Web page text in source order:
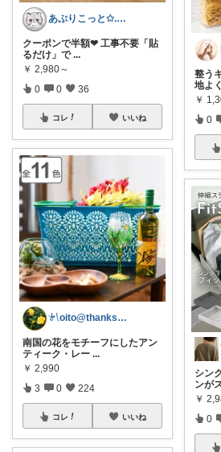
あぷりこっと✩.*˚100%ROOM経由
クーポンで半額❤︎ 工事不要「貼
るだけ」で ...
￥ 2,980～
0 0 36
コレ いいね
𓍯oito@thanks ꕮ…
南国の花をモチーフにしたアン
ティーク・レー ...
￥ 2,990
3 0 224
コレ いいね
整う
地よ
￥
0
シン
ンが
￥
0